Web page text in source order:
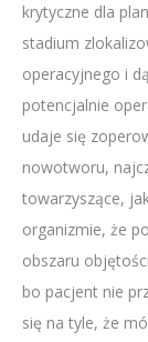
krytyczne dla
stadium
operacyjnego i
potencjalnie
udaje się
nowotworu,
towarzyszące,
organizmie, że
obszaru
bo pacjent nie
się na tyle, że